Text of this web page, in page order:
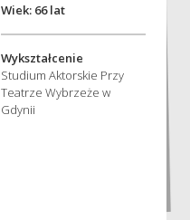
Wiek: 66 lat
Wykształcenie
Studium Aktorskie Przy
Teatrze Wybrzeże w
Gdynii